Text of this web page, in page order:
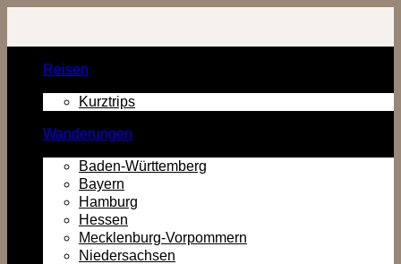
Inhalt
Reisen
Kurztrips
Wanderungen
Baden-Württemberg
Bayern
Hamburg
Hessen
Mecklenburg-Vorpommern
Niedersachsen